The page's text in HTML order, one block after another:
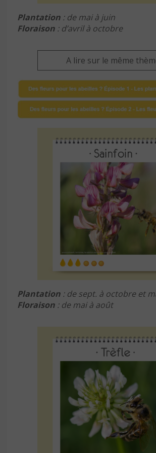
Plantation : de mai à juin
Floraison : d’avril à octobre
A lire sur le même
Plantation : de sept. à octobre et
Floraison : de mai à août